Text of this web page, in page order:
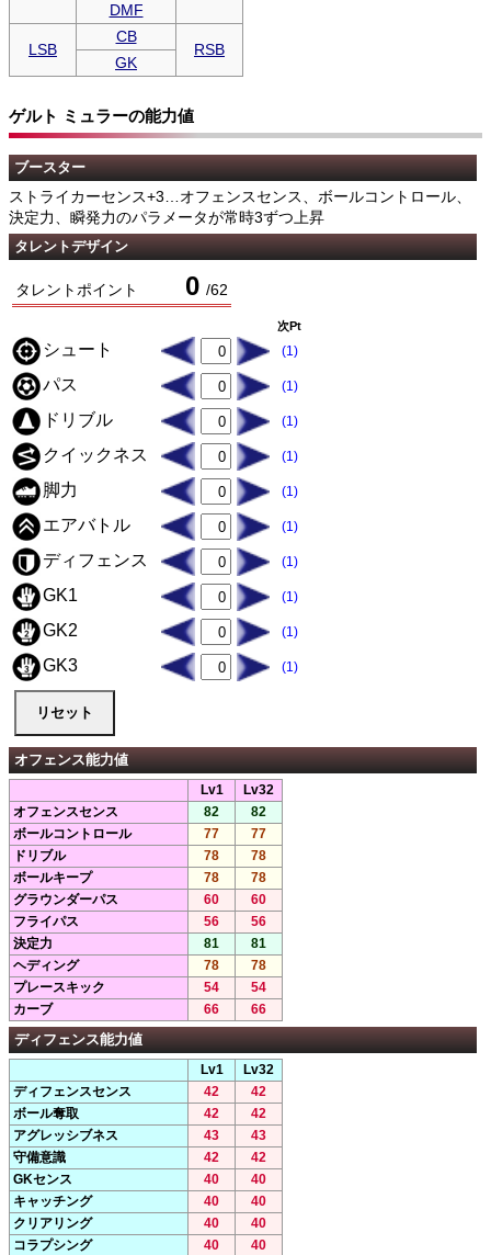
DMF
LSB
CB
RSB
GK
ゲルト ミュラーの能力値
ブースター
ストライカーセンス+3…オフェンスセンス、ボールコントロール、
決定力、瞬発力のパラメータが常時3ずつ上昇
タレントデザイン
タレントポイント 0 /62
次Pt
シュート (1)
パス (1)
ドリブル (1)
クイックネス (1)
脚力 (1)
エアバトル (1)
ディフェンス (1)
GK1 (1)
GK2 (1)
GK3 (1)
オフェンス能力値
Lv1
Lv32
オフェンスセンス
82
82
ボールコントロール
77
77
ドリブル
78
78
ボールキープ
78
78
グラウンダーパス
60
60
フライパス
56
56
決定力
81
81
ヘディング
78
78
プレースキック
54
54
カーブ
66 66
ディフェンス能力値
Lv1
Lv32
ディフェンスセンス
42
42
ボール奪取
42
42
アグレッシブネス
43
43
守備意識
42
42
GKセンス
40
40
キャッチング
40
40
クリアリング
40
40
コラプシング
40 40